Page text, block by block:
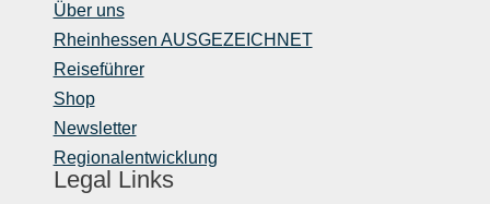
Über uns
Rheinhessen AUSGEZEICHNET
Reiseführer
Shop
Newsletter
Regionalentwicklung
Legal Links